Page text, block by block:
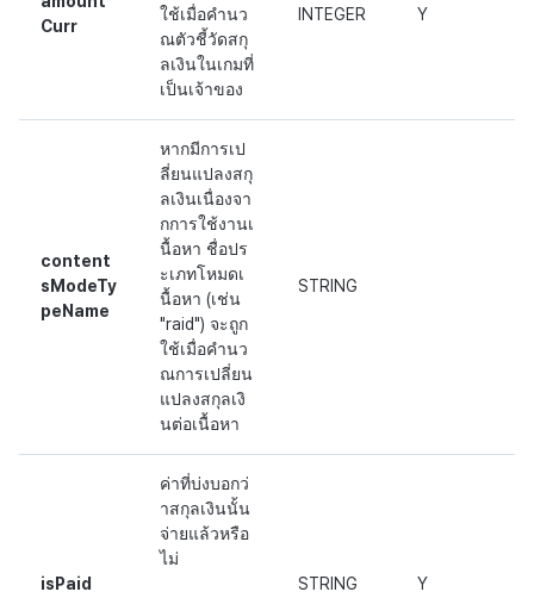
Curr
ใช้เมื่อคำนว
ณตัวชี้วัดสกุ
ลเงินในเกมที่
เป็นเจ้าของ
INTEGER Y
content
sModeTy
peName
หากมีการเป
ลี่ยนแปลงสกุ
ลเงินเนื่องจา
กการใช้งานเ
นื้อหา ชื่อปร
ะเภทโหมดเ
นื้อหา (เช่น
"raid") จะถูก
ใช้เมื่อคำนว
ณการเปลี่ยน
แปลงสกุลเงิ
นต่อเนื้อหา
STRING
isPaid
ค่าที่บ่งบอกว่
าสกุลเงินนั้น
จ่ายแล้วหรือ
ไม่
STRING Y